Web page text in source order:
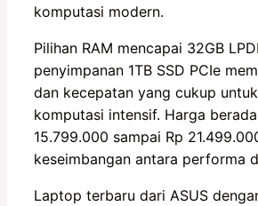
komputasi modern.
Pilihan RAM mencapai 32GB
penyimpanan 1TB SSD PCIe
dan kecepatan yang cukup
komputasi intensif. Harga
15.799.000 sampai Rp
keseimbangan antara performa
Laptop terbaru dari ASUS